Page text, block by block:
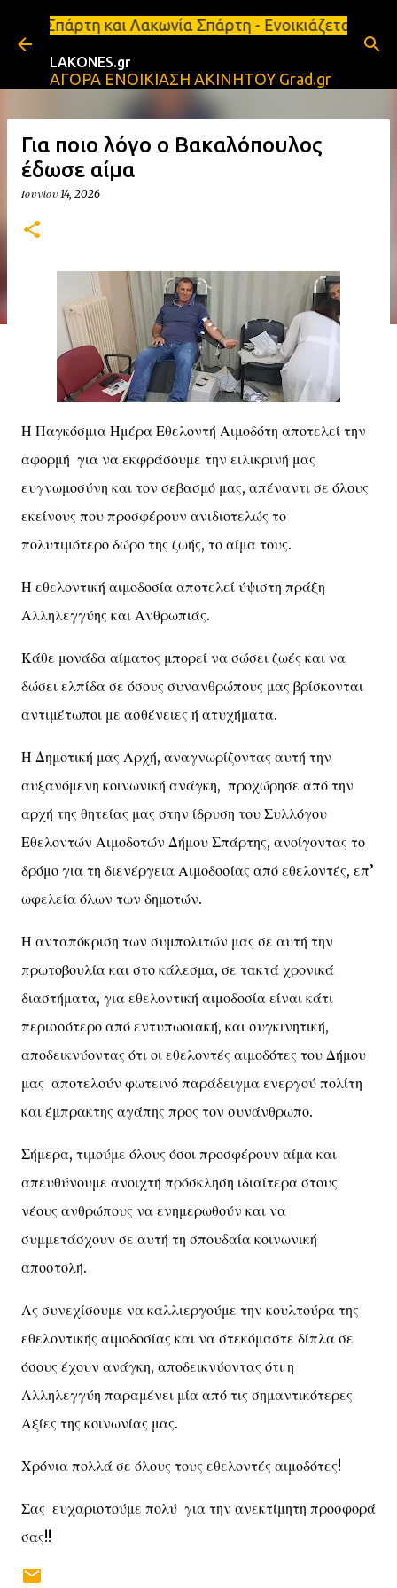
Μετάβαση στο κύριο περιεχόμενο
Λακωνία Σπάρτη - Ενοικιάζεται κατάστημα
LAKONES.gr
ΑΓΟΡΑ ΕΝΟΙΚΙΑΣΗ ΑΚΙΝΗΤΟΥ Grad.gr
Για ποιο λόγο ο Βακαλόπουλος
έδωσε αίμα
Ιουνίου 14, 2026
Η Παγκόσμια Ημέρα Εθελοντή Αιμοδότη αποτελεί την
αφορμή για να εκφράσουμε την ειλικρινή μας
ευγνωμοσύνη και τον σεβασμό μας, απέναντι σε όλους
εκείνους που προσφέρουν ανιδιοτελώς το
πολυτιμότερο δώρο της ζωής, το αίμα τους.
Η εθελοντική αιμοδοσία αποτελεί ύψιστη πράξη
Αλληλεγγύης και Ανθρωπιάς.
Κάθε μονάδα αίματος μπορεί να σώσει ζωές και να
δώσει ελπίδα σε όσους συνανθρώπους μας βρίσκονται
αντιμέτωποι με ασθένειες ή ατυχήματα.
Η Δημοτική μας Αρχή, αναγνωρίζοντας αυτή την
αυξανόμενη κοινωνική ανάγκη, προχώρησε από την
αρχή της θητείας μας στην ίδρυση του Συλλόγου
Εθελοντών Αιμοδοτών Δήμου Σπάρτης, ανοίγοντας το
δρόμο για τη διενέργεια Αιμοδοσίας από εθελοντές, επ’
ωφελεία όλων των δημοτών.
Η ανταπόκριση των συμπολιτών μας σε αυτή την
πρωτοβουλία και στο κάλεσμα, σε τακτά χρονικά
διαστήματα, για εθελοντική αιμοδοσία είναι κάτι
περισσότερο από εντυπωσιακή, και συγκινητική,
αποδεικνύοντας ότι οι εθελοντές αιμοδότες του Δήμου
μας αποτελούν φωτεινό παράδειγμα ενεργού πολίτη
και έμπρακτης αγάπης προς τον συνάνθρωπο.
Σήμερα, τιμούμε όλους όσοι προσφέρουν αίμα και
απευθύνουμε ανοιχτή πρόσκληση ιδιαίτερα στους
νέους ανθρώπους να ενημερωθούν και να
συμμετάσχουν σε αυτή τη σπουδαία κοινωνική
αποστολή.
Ας συνεχίσουμε να καλλιεργούμε την κουλτούρα της
εθελοντικής αιμοδοσίας και να στεκόμαστε δίπλα σε
όσους έχουν ανάγκη, αποδεικνύοντας ότι η
Αλληλεγγύη παραμένει μία από τις σημαντικότερες
Αξίες της κοινωνίας μας.
Χρόνια πολλά σε όλους τους εθελοντές αιμοδότες!
Σας ευχαριστούμε πολύ για την ανεκτίμητη προσφορά
σας!!